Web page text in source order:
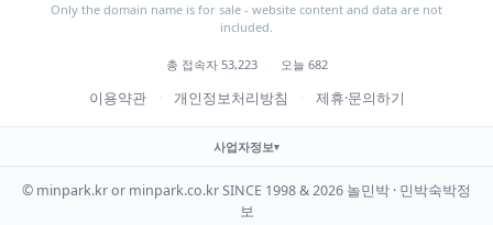
Only the domain name is for sale - website content and data are not
included.
총 접속자 53,223 · 오늘 682
이용약관 · 개인정보처리방침 · 제휴·문의하기
사업자정보
© minpark.kr or minpark.co.kr SINCE 1998 & 2026 놀민박 · 민박숙박정
보